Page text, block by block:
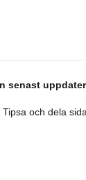
senast
Tipsa och dela